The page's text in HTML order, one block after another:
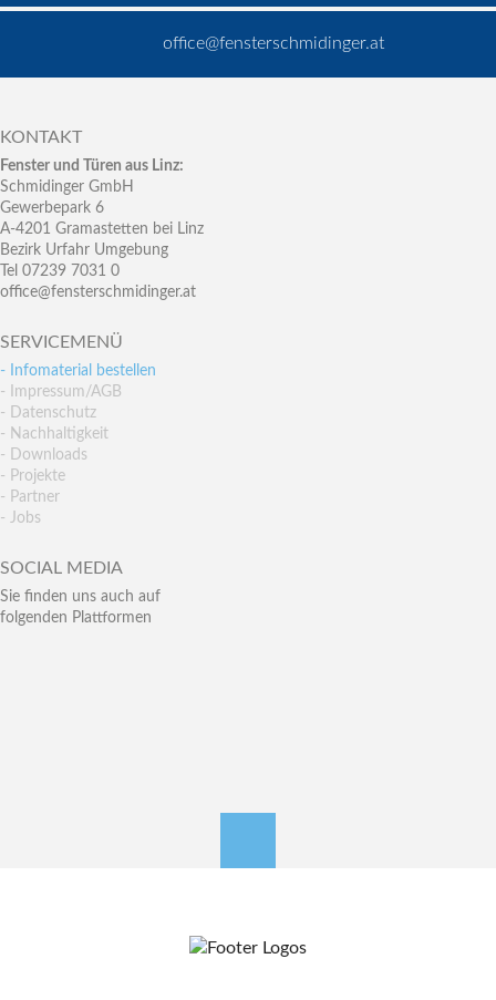
office@fensterschmidinger.at
KONTAKT
Fenster und Türen aus Linz:
Schmidinger GmbH
Gewerbepark 6
A-4201 Gramastetten bei Linz
Bezirk Urfahr Umgebung
Tel 07239 7031 0
office@fensterschmidinger.at
SERVICEMENÜ
- Infomaterial bestellen
- Impressum/AGB
- Datenschutz
- Nachhaltigkeit
- Downloads
- Projekte
- Partner
- Jobs
SOCIAL MEDIA
Sie finden uns auch auf
folgenden Plattformen